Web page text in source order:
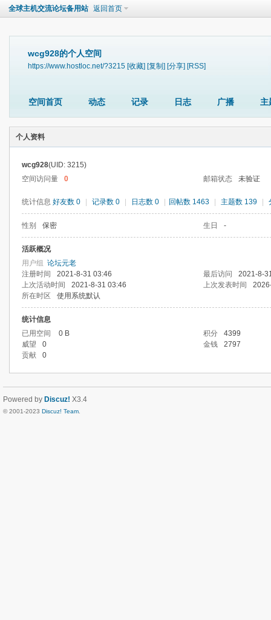
全球主机交流论坛备用站 返回首页
wcg928的个人空间
https://www.hostloc.net/?3215 [收藏] [复制] [分享] [RSS]
空间首页 动态 记录 日志 广播 主
个人资料
wcg928(UID: 3215)
空间访问量
0 邮箱状态 未验证
统计信息 好友数 0 记录数 0 日志数 0 回帖数 1463 主题数 139
性别 保密 生日 -
活跃概况
用户组 论坛元老
注册时间
2021-8-31 03:46 最后访问
2021-8-
上次活动时间
2021-8-31 03:46 上次发表时间
所在时区
使用系统默认
统计信息
已用空间
0 B 积分
4399
威望
0 金钱
2797
贡献
0
Powered by Discuz! X3.4
© 2001-2023 Discuz! Team